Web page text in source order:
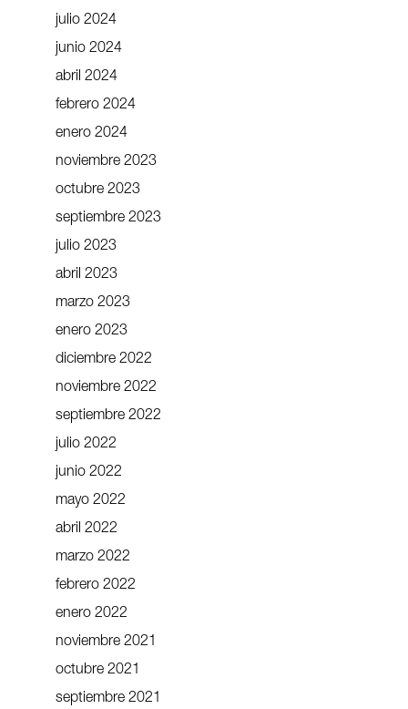
julio 2024
junio 2024
abril 2024
febrero 2024
enero 2024
noviembre 2023
octubre 2023
septiembre 2023
julio 2023
abril 2023
marzo 2023
enero 2023
diciembre 2022
noviembre 2022
septiembre 2022
julio 2022
junio 2022
mayo 2022
abril 2022
marzo 2022
febrero 2022
enero 2022
noviembre 2021
octubre 2021
septiembre 2021